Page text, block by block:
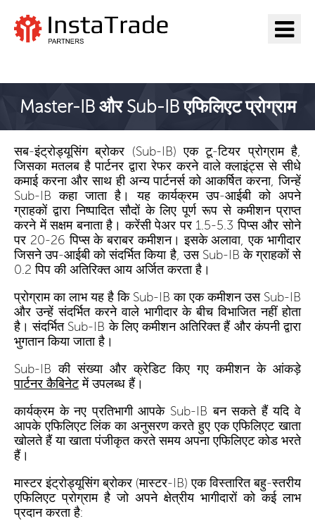
Master-IB और Sub-IB एफिलिएट प्रोग्राम
सब-इंट्रोड्यूसिंग ब्रोकर (Sub-IB) एक टू-टियर प्रोग्राम है,
जिसका मतलब है पार्टनर द्वारा रेफर करने वाले क्लाइंट्स से सीधे
कमाई करना और साथ ही अन्य पार्टनर्स को आकर्षित करना, जिन्हें
Sub-IB कहा जाता है। यह कार्यक्रम उप-आईबी को अपने
ग्राहकों द्वारा निष्पादित सौदों के लिए पूर्ण रूप से कमीशन प्राप्त
करने में सक्षम बनाता है। करेंसी पेअर पर 1.5-5.3 पिप्स और सोने
पर 20-26 पिप्स के बराबर कमीशन। इसके अलावा, एक भागीदार
जिसने उप-आईबी को संदर्भित किया है, उस Sub-IB के ग्राहकों से
0.2 पिप की अतिरिक्त आय अर्जित करता है।
प्रोग्राम का लाभ यह है कि Sub-IB का एक कमीशन उस Sub-IB
और उन्हें संदर्भित करने वाले भागीदार के बीच विभाजित नहीं होता
है। संदर्भित Sub-IB के लिए कमीशन अतिरिक्त हैं और कंपनी द्वारा
भुगतान किया जाता है।
Sub-IB की संख्या और क्रेडिट किए गए कमीशन के आंकड़े
पार्टनर कैबिनेटमें उपलब्ध हैं।
कार्यक्रम के नए प्रतिभागी आपके Sub-IB बन सकते हैं यदि वे
आपके एफिलिएट लिंक का अनुसरण करते हुए एक एफिलिएट खाता
खोलते हैं या खाता पंजीकृत करते समय अपना एफिलिएट कोड भरते
हैं।
मास्टर इंट्रोड्यूसिंग ब्रोकर (मास्टर-IB) एक विस्तारित बहु-स्तरीय
एफिलिएट प्रोग्राम है जो अपने क्षेत्रीय भागीदारों को कई लाभ
प्रदान करता है: